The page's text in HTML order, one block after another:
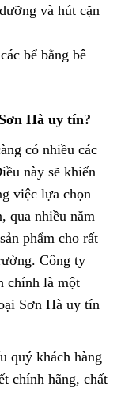
và hút cặn
bể bằng bê
Hà uy tín?
có nhiều các
này sẽ khiến
việc lựa chọn
qua nhiều năm
phẩm cho rất
Công ty
chính là một
Sơn Hà uy tín
quý khách hàng
chính hãng, chất